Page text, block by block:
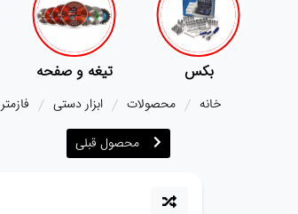
تیغه و صفحه صفحه سنباده
خانه محصولات ابزار دستی فازمتر
محصول قبلی